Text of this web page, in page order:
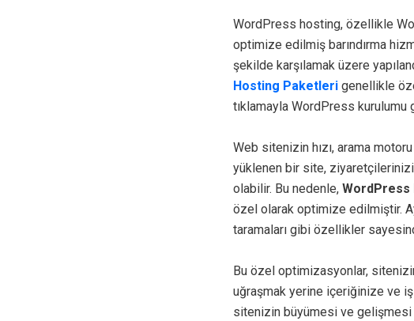
WordPress hosting, özellikle
optimize edilmiş barındırma
şekilde karşılamak üzere
Hosting Paketleri genellikle
tıklamayla WordPress
Web sitenizin hızı, arama motoru
yüklenen bir site,
olabilir. Bu nedenle,
özel olarak optimize edilmiştir.
taramaları gibi özellikler
Bu özel optimizasyonlar,
uğraşmak yerine içeriğinize ve
sitenizin büyümesi ve